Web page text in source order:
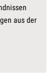
aus der